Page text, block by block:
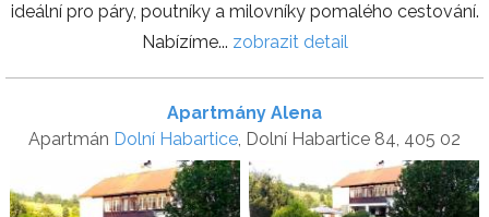
ideální pro páry, poutníky a milovníky pomalého cestování.
Nabízíme... zobrazit detail
Apartmány Alena
Apartmán Dolní Habartice, Dolní Habartice 84, 405 02